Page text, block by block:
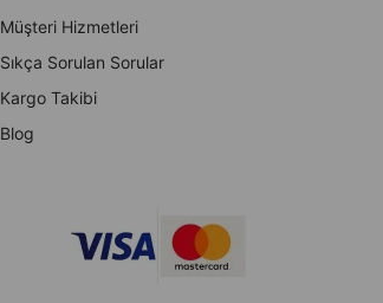
Müşteri Hizmetleri
Sıkça Sorulan Sorular
Kargo Takibi
Blog